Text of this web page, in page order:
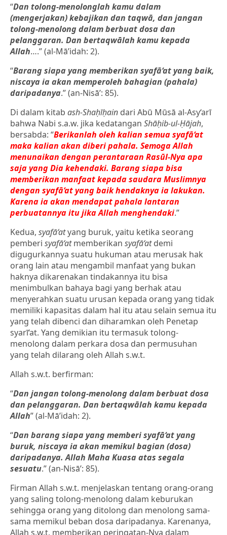
“Dan tolong-menolonglah kamu dalam
(mengerjakan) kebajikan dan taqwā, dan jangan
tolong-menolong dalam berbuat dosa dan
pelanggaran. Dan bertaqwālah kamu kepada
Allah….” (al-Mā’idah: 2).
“Barang siapa yang memberikan syafā‘atyang baik,
niscaya ia akan memperoleh bahagian (pahala)
daripadanya.” (an-Nisā’: 85).
Di dalam kitab ash-Shaḥīḥain dari Abū Mūsā al-Asy‘arī
bahwa Nabi s.a.w. jika kedatangan Shāḥib-ul-Ḥājah,
bersabda: “Berikanlah oleh kalian semua syafā‘at
maka kalian akan diberi pahala. Semoga Allah
menunaikan dengan perantaraan Rasūl-Nya apa
saja yang Dia kehendaki. Barang siapa bisa
memberikan manfaat kepada saudara Muslimnya
dengan syafā‘at yang baik hendaknya ia lakukan.
Karena ia akan mendapat pahala lantaran
perbuatannya itu jika Allah menghendaki.”
Kedua, syafā‘atyang buruk, yaitu ketika seorang
pemberi syafā‘atmemberikan syafā‘atdemi
digugurkannya suatu hukuman atau merusak hak
orang lain atau mengambil manfaat yang bukan
haknya dikarenakan tindakannya itu bisa
menimbulkan bahaya bagi yang berhak atau
menyerahkan suatu urusan kepada orang yang tidak
memiliki kapasitas dalam hal itu atau selain semua itu
yang telah dibenci dan diharamkan oleh Penetap
syarī‘at. Yang demikian itu termasuk tolong-
menolong dalam perkara dosa dan permusuhan
yang telah dilarang oleh Allah s.w.t.
Allah s.w.t. berfirman:
“Dan jangan tolong-menolong dalam berbuat dosa
dan pelanggaran. Dan bertaqwālah kamu kepada
Allah” (al-Mā’idah: 2).
“Dan barang siapa yang memberi syafā‘at yang
buruk, niscaya ia akan memikul bagian (dosa)
daripadanya. Allah Maha Kuasa atas segala
sesuatu.” (an-Nisā’: 85).
Firman Allah s.w.t. menjelaskan tentang orang-orang
yang saling tolong-menolong dalam keburukan
sehingga orang yang ditolong dan menolong sama-
sama memikul beban dosa daripadanya. Karenanya,
Allah s.w.t. memberikan peringatan-Nya dalam